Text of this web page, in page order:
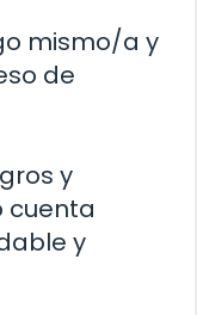
mismo/a y
de
y
cuenta
y